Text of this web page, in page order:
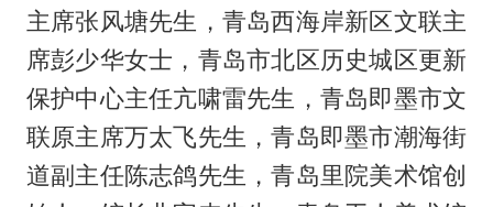
主席张风塘先生，青岛西海岸新区文联主
席彭少华女士，青岛市北区历史城区更新
保护中心主任亢啸雷先生，青岛即墨市文
联原主席万太飞先生，青岛即墨市潮海街
道副主任陈志鸽先生，青岛里院美术馆创